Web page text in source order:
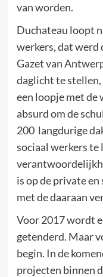
van worden.
Duchateau loopt
werkers, dat
Gazet van
daglicht te
een loopje met de
absurd om de
200 langdurige
sociaal werkers te
is op de private
met de daaraan
Voor 2017 wordt
getenderd. Maar
begin. In de
projecten binnen